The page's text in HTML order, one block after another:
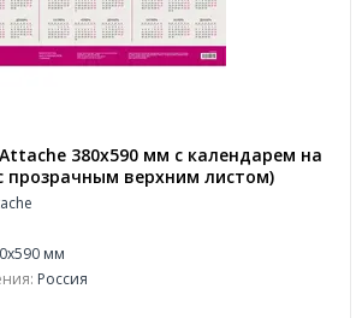
380x590 мм с календарем на
прозрачным верхним листом)
мм
Россия